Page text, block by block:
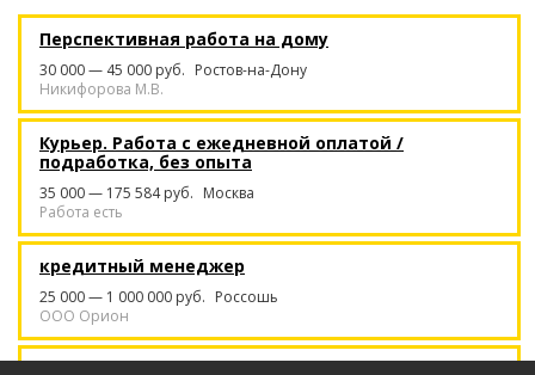
Перспективная работа на дому
30 000 — 45 000 руб. Ростов-на-Дону
Никифорова М.В.
Курьер. Работа с ежедневной оплатой /
подработка, без опыта
35 000 — 175 584 руб. Москва
Работа есть
кредитный менеджер
25 000 — 1 000 000 руб. Россошь
ООО Орион